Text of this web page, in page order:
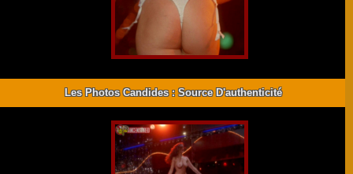
Les Photos Candides : Source D'authenticité